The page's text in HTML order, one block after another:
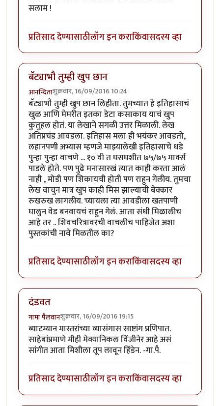
सलाम !
प्रतिसाद देण्यासाठीलॉग इन कराकिंवासदस्य व्हा
बॅट्याभौ तुम्ही खुप छान
आनन्दिताशुक्रवार, 16/09/2016 10:24
बॅट्याभौ तुम्ही खुप छान लिहीता. तुमच्यात हे इतिहासाचं
खुळ आणि मेमरीत इतका डेटा कसाकाय याचं खुप
कुतुहल होतं. या लेखाने सगळी उत्तर मिळाली. लेख
अतिप्रचंड आवडला. इतिहास मला ही भयंकर आवडतो,
लहानपणी अभ्यास म्हणजे माझ्यालेखी इतिहासाचे धडे
पुन्हा पुन्हा वाचणे ... १० वी त घसघशीत ७५/७५ मार्क्स
पाडले होते. पण पुढे मनासारखं त्यात काही करता आलं
नाही , मोडी पण शिकायची होती पण राहुन गेलीय. तुमचा
लेख वाचुन मात्र खुप काही मिस झाल्याची बेक्कार
रुखरुख लागलीय. च्यायला त्या आवडीला खतपाणी
घालुन वेड बनवायचं राहुन गेलं. आता संधी मिळालीच
आहे तर .. शिवचरित्रावरची वाचलीच पाहिजेत अशा
पुस्तकांची नावे मिळतील का?
प्रतिसाद देण्यासाठीलॉग इन कराकिंवासदस्य व्हा
दंडवत
गामा पैलवानशुक्रवार, 16/09/2016 19:15
ब्याटम्यान मास्तरांच्या व्यासंगास साष्टांग प्रणिपात.
साहेबांप्रमाणे मीही मेक्यानिकल विंजीनेर आहे असं
सांगीत आता मिशीला तूप लावून हिंडेन. -गा.पै.
प्रतिसाद देण्यासाठीलॉग इन कराकिंवासदस्य व्हा